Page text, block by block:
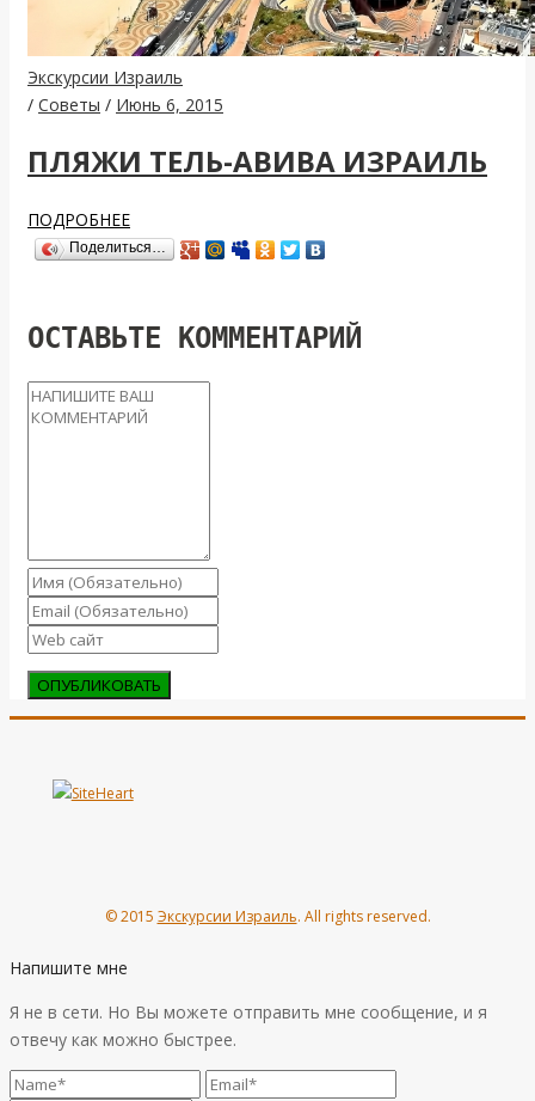
Экскурсии Израиль
/ Советы / Июнь 6, 2015
ПЛЯЖИ ТЕЛЬ-АВИВА ИЗРАИЛЬ
ПОДРОБНЕЕ
Поделиться…
ОСТАВЬТЕ КОММЕНТАРИЙ
© 2015 Экскурсии Израиль. All rights reserved.
Напишите мне
Я не в сети. Но Вы можете отправить мне сообщение, и я
отвечу как можно быстрее.